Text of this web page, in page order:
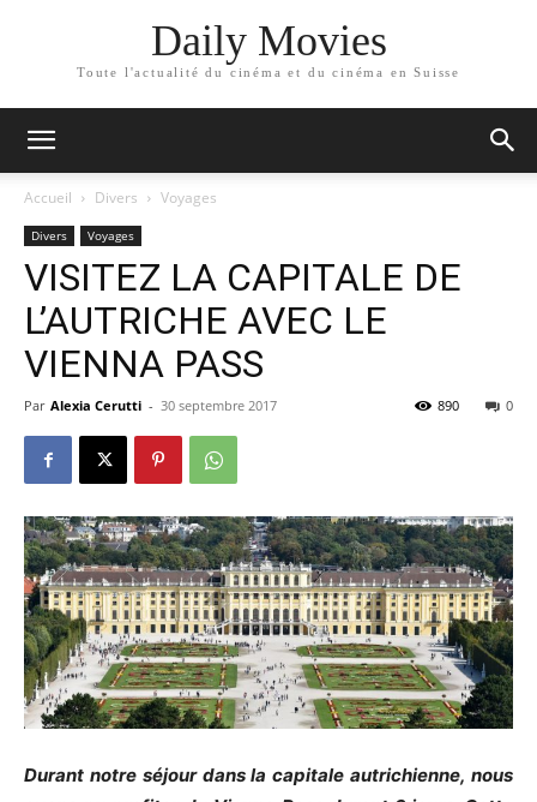
Daily Movies
Toute l'actualité du cinéma et du cinéma en Suisse
Accueil Divers Voyages
Divers Voyages
VISITEZ LA CAPITALE DE
L’AUTRICHE AVEC LE
VIENNA PASS
Par Alexia Cerutti - 30 septembre 2017 0
890
Durant notre séjour dans la capitale autrichienne, nous